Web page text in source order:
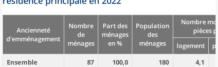
Ancienneté
d'emménagement
Nombre
de
ménages
Part des
ménages
en %
Population
des
ménages
Nombre
pièces
logement
Ensemble
87 100,0 180
4,1